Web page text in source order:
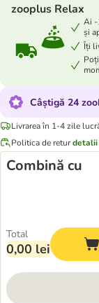
zooplus Relax
Ai -
și
Îți
Câștigă 24
Livrarea în 1-4 zile
Politica de returdetalii
Combină cu
Total
0,00 lei